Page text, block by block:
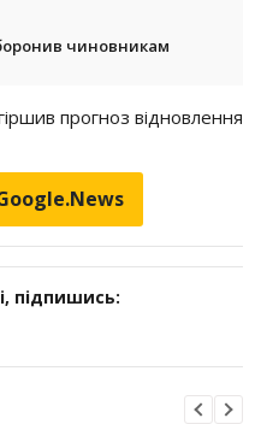
чиновникам
прогноз відновлення
підпишись: